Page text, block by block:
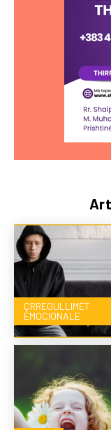
ÇRREGULLIMET
EMOCIONALE